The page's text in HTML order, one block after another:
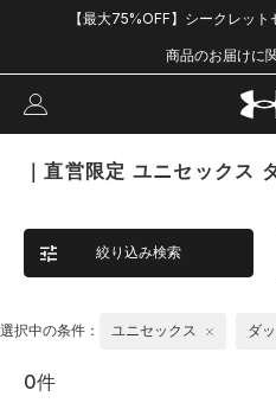
【最大75%OFF】シークレッ
商品のお届けに
｜直営限定 ユニセックス
絞り込み検索
選択中の条件： ユニセックス ダ
0件